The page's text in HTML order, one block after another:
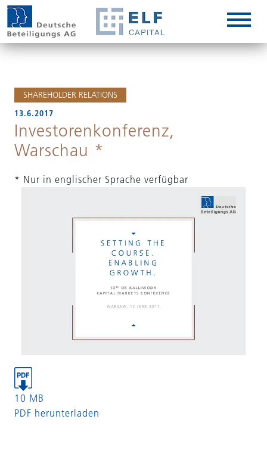
SHAREHOLDER RELATIONS
13.6.2017
Investorenkonferenz,
Warschau *
* Nur in englischer Sprache verfügbar
10 MB
PDF herunterladen